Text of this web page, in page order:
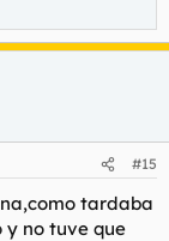
#15
tardaba
no tuve que